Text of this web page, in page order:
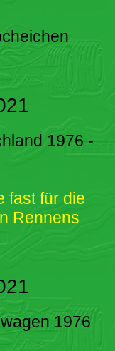
1976 -
fast für die
Rennens
1976